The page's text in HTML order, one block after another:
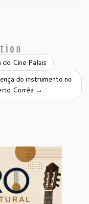
Cine Palais
do instrumento no
Corrêa →